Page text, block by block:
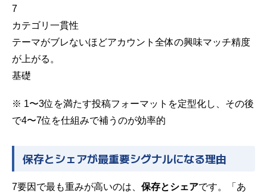
7
カテゴリ一貫性
テーマがブレないほどアカウント全体の興味マッチ精度
が上がる。
基礎
※ 1〜3位を満たす投稿フォーマットを定型化し、その後
で4〜7位を仕組みで補うのが効率的
保存とシェアが最重要シグナルになる理由
7要因で最も重みが高いのは、 保存とシェアです。「あ